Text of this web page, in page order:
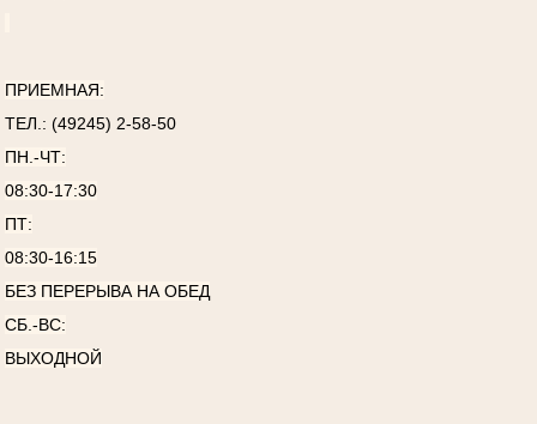
ПРИЕМНАЯ:
ТЕЛ.: (49245) 2-58-50
ПН.-ЧТ:
08:30-17:30
ПТ:
08:30-16:15
БЕЗ ПЕРЕРЫВА НА ОБЕД
СБ.-ВС:
ВЫХОДНОЙ